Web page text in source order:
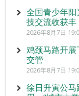
全国青少年
技交流收获丰
2026年8月7日
鸡颈马路开
交管
2026年8月7日
徐日升寅公